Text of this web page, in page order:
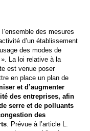
des mesures
d’un établissement
des modes de
La loi relative à la
est venue poser
en place un plan de
et d’augmenter
des entreprises, afin
serre et de polluants
des
. Prévue à l’article L.